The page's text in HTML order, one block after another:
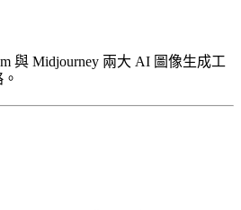
與 Midjourney 兩大 AI 圖像生成工